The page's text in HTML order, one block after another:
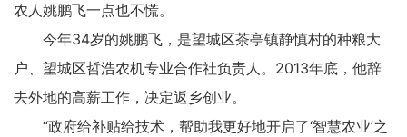
农人姚鹏飞一点也不慌。
今年34岁的姚鹏飞，是望城区茶亭镇静慎村的种粮大
户、望城区哲浩农机专业合作社负责人。2013年底，他辞
去外地的高薪工作，决定返乡创业。
“政府给补贴给技术，帮助我更好地开启了‘智慧农业’之